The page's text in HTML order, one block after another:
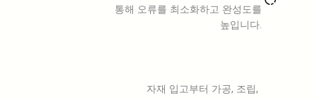
통해 오류를 최소화하고 완성도를
높입니다.
자재 입고부터 가공, 조립,